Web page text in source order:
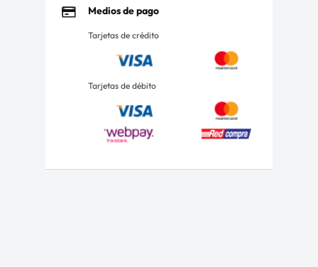
Medios de pago
Tarjetas de crédito
Tarjetas de débito